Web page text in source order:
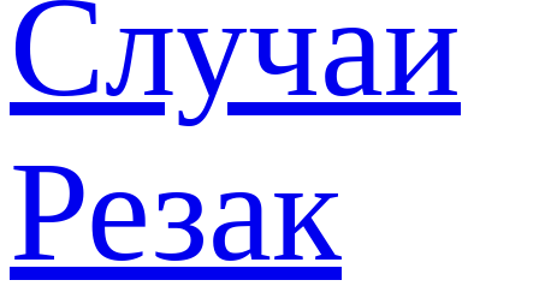
Случаи
Резак